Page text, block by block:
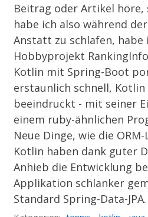
Beitrag oder Artikel höre,
habe ich also während
Anstatt zu schlafen, habe
Hobbyprojekt RankingInfo
Kotlin mit Spring-Boot
erstaunlich schnell,
beeindruckt - mit seiner
einem ruby-ähnlichen
Neue Dinge, wie die
Kotlin haben dank guter
Anhieb die Entwicklung
Applikation schlanker
Standard Spring-Data-JPA.